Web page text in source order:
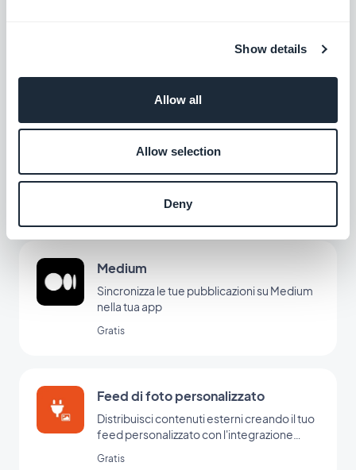
Show details
Allow all
Allow selection
Deny
Gratis
alla tua app con l'integrazione dei feed RSS
Medium
Sincronizza le tue pubblicazioni su Medium
nella tua app
Gratis
Feed di foto personalizzato
Distribuisci contenuti esterni creando il tuo
feed personalizzato con l'integrazione
Gratis